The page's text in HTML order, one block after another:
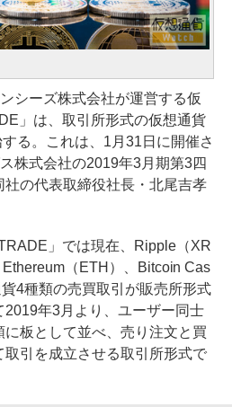
シーズ株式会社が運営する仮
」は、取引所形式の仮想通貨
る。これは、1月31日に開催さ
株式会社の2019年3月期第3四
の代表取締役社長・北尾吉孝
」では現在、Ripple（XR
（ETH）、Bitcoin Cas
4種類の売買取引が販売所形式
年3月より、ユーザー同士
板として並べ、売り注文と買
引を成立させる取引所形式で